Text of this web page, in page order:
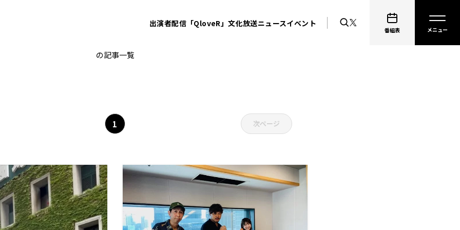
出演者配信「QloveR」文化放送ニュースイベント
番組表
おとなりさんday
の記事一覧
1 次ページ